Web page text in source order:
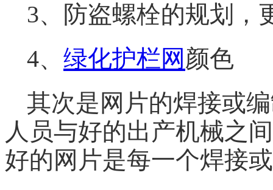
3、防盗螺栓的规划，
4、 绿化护栏网 颜色
其次是网片的焊接或
人员与好的出产机械之
好的网片是每一个焊接